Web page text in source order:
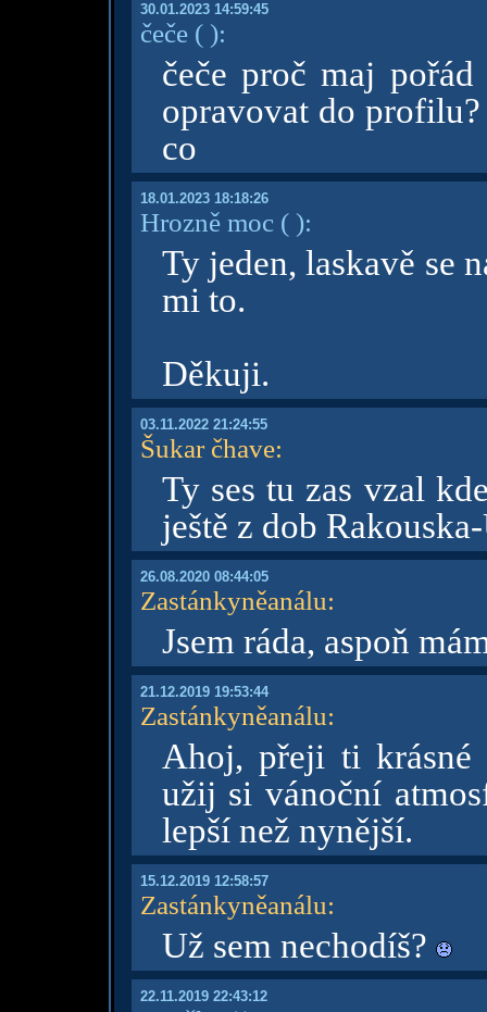
30.01.2023 14:59:45
čeče( ):
čeče proč maj
opravovat do
co
18.01.2023 18:18:26
Hrozně moc( ):
Ty jeden, laskavě se
mi to.
Děkuji.
03.11.2022 21:24:55
Šukar čhave:
Ty ses tu zas vzal
ještě z dob
26.08.2020 08:44:05
Zastánkyněanálu:
Jsem ráda, aspoň
21.12.2019 19:53:44
Zastánkyněanálu:
Ahoj, přeji ti
užij si vánoční
lepší než nynější.
15.12.2019 12:58:57
Zastánkyněanálu:
Už sem nechodíš?
22.11.2019 22:43:12